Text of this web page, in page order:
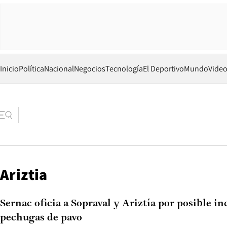
InicioPolíticaNacionalNegociosTecnologíaEl DeportivoMundo
Ariztia
Sernac oficia a Sopraval y Ariztía por posible
pechugas de pavo